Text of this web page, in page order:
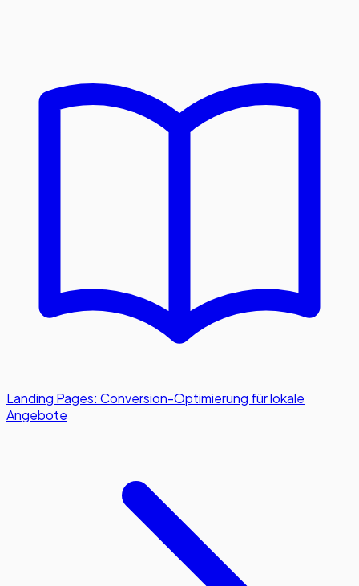
Landing Pages: Conversion-Optimierung für lokale
Angebote